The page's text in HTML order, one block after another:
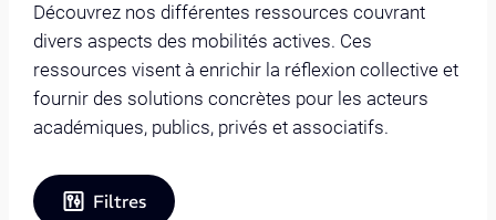
Découvrez nos différentes ressources couvrant
divers aspects des mobilités actives. Ces
ressources visent à enrichir la réflexion collective et
fournir des solutions concrètes pour les acteurs
académiques, publics, privés et associatifs.
Filtres